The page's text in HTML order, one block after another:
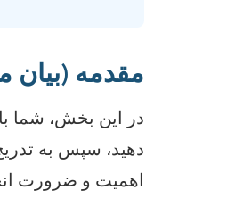
مقدمه (بیان
در این بخش، شما
دهید، سپس به
اهمیت و ضرورت